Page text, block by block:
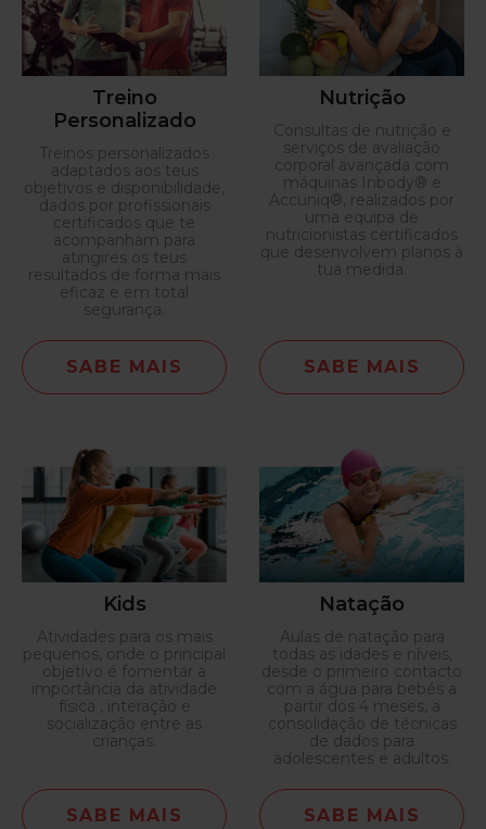
Treino
Personalizado
Treinos personalizados
adaptados aos teus
objetivos e disponibilidade,
dados por profissionais
certificados que te
acompanham para
atingires os teus
resultados de forma mais
eficaz e em total
segurança.
SABE MAIS
Nutrição
Consultas de nutrição e
serviços de avaliação
corporal avançada com
máquinas Inbody® e
Accuniq®, realizados por
uma equipa de
nutricionistas certificados
que desenvolvem planos à
tua medida.
SABE MAIS
Kids
Atividades para os mais
pequenos, onde o principal
objetivo é fomentar a
importância da atividade
física , interação e
socialização entre as
crianças.
SABE MAIS
Natação
Aulas de natação para
todas as idades e níveis,
desde o primeiro contacto
com a água para bebés a
partir dos 4 meses, a
consolidação de técnicas
de dados para
adolescentes e adultos.
SABE MAIS